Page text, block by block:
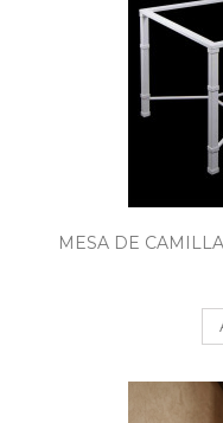
MESA DE